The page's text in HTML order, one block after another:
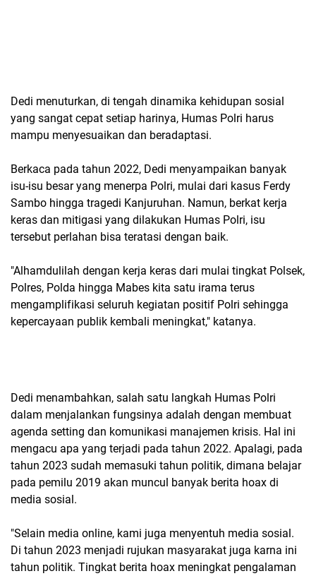
Dedi menuturkan, di tengah dinamika kehidupan sosial
yang sangat cepat setiap harinya, Humas Polri harus
mampu menyesuaikan dan beradaptasi.
Berkaca pada tahun 2022, Dedi menyampaikan banyak
isu-isu besar yang menerpa Polri, mulai dari kasus Ferdy
Sambo hingga tragedi Kanjuruhan. Namun, berkat kerja
keras dan mitigasi yang dilakukan Humas Polri, isu
tersebut perlahan bisa teratasi dengan baik.
"Alhamdulilah dengan kerja keras dari mulai tingkat Polsek,
Polres, Polda hingga Mabes kita satu irama terus
mengamplifikasi seluruh kegiatan positif Polri sehingga
kepercayaan publik kembali meningkat," katanya.
Dedi menambahkan, salah satu langkah Humas Polri
dalam menjalankan fungsinya adalah dengan membuat
agenda setting dan komunikasi manajemen krisis. Hal ini
mengacu apa yang terjadi pada tahun 2022. Apalagi, pada
tahun 2023 sudah memasuki tahun politik, dimana belajar
pada pemilu 2019 akan muncul banyak berita hoax di
media sosial.
"Selain media online, kami juga menyentuh media sosial.
Di tahun 2023 menjadi rujukan masyarakat juga karna ini
tahun politik. Tingkat berita hoax meningkat pengalaman